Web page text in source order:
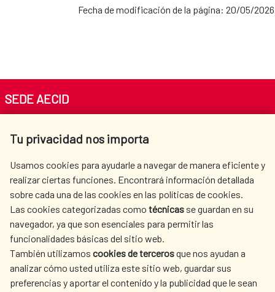
Fecha de modificación de la página: 20/05/2026
Tu privacidad nos importa
Usamos cookies para ayudarle a navegar de manera eficiente y
realizar ciertas funciones. Encontrará información detallada
sobre cada una de las cookies en las políticas de cookies.
Las cookies categorizadas como técnicas se guardan en su
navegador, ya que son esenciales para permitir las
funcionalidades básicas del sitio web.
También utilizamos cookies de tercerosque nos ayudan a
analizar cómo usted utiliza este sitio web, guardar sus
preferencias y aportar el contenido y la publicidad que le sean
SEDE AECID
Tel. +34 900 20 30 54​​​​​​​
AECID
WHERE DO WE COOPERATE?
SPANISH HUMANITARIAN
ACTION
PRESS ROOM
CULTURE AND SCIENCE LIBRARY